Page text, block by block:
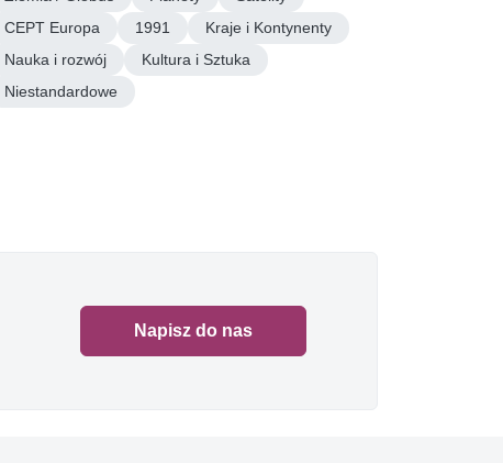
CEPT Europa
1991
Kraje i Kontynenty
Nauka i rozwój
Kultura i Sztuka
Niestandardowe
Napisz do nas